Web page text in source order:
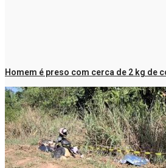
Homem é preso com cerca de 2 kg de